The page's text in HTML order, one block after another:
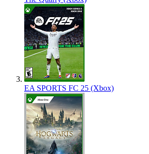
EA SPORTS FC 25 (Xbox)